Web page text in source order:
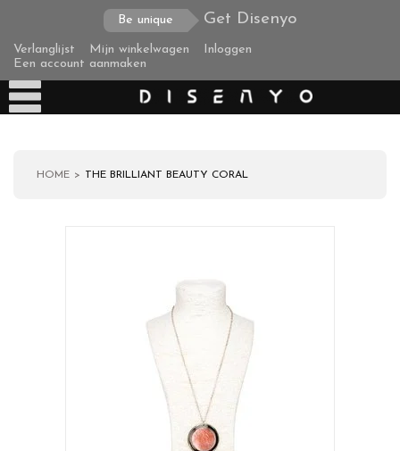
Be unique Get Disenyo
Verlanglijst Mijn winkelwagen
Inloggen
Een account aanmaken
HOME THE BRILLIANT BEAUTY CORAL